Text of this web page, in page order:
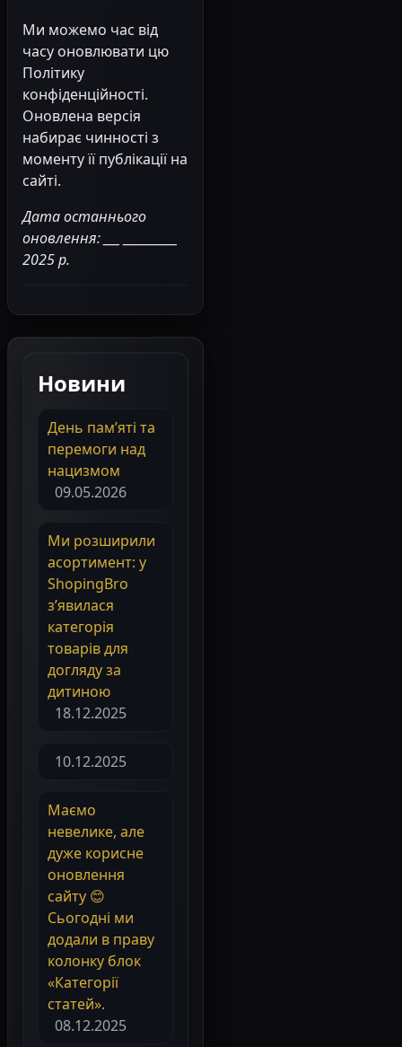
Ми можемо час від
часу оновлювати цю
Політику
конфіденційності.
Оновлена версія
набирає чинності з
моменту її публікації на
сайті.
Дата останнього
оновлення: ___ __________
2025 р.
Новини
День пам’яті та
перемоги над
нацизмом
09.05.2026
Ми розширили
асортимент: у
ShopingBro
з’явилася
категорія
товарів для
догляду за
дитиною
18.12.2025
10.12.2025
Маємо
невелике, але
дуже корисне
оновлення
сайту 😊
Сьогодні ми
додали в праву
колонку блок
«Категорії
статей».
08.12.2025